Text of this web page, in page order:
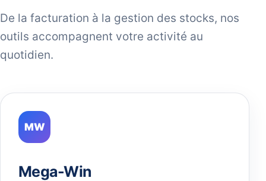
De la facturation à la gestion des stocks, nos
outils accompagnent votre activité au
quotidien.
MW
Mega-Win